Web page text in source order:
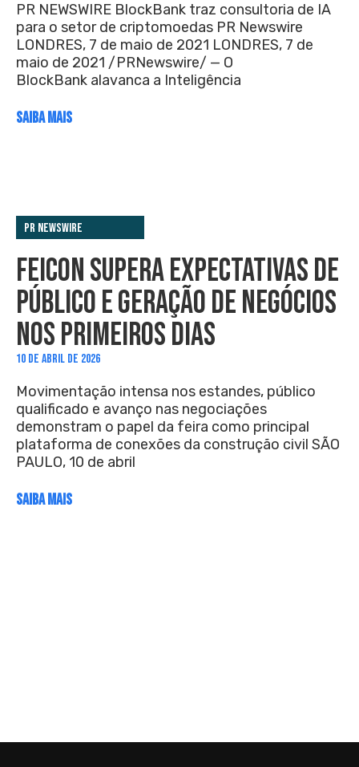
PR NEWSWIRE BlockBank traz consultoria de IA
para o setor de criptomoedas PR Newswire
LONDRES, 7 de maio de 2021 LONDRES, 7 de
maio de 2021 /PRNewswire/ — O
BlockBank alavanca a Inteligência
SAIBA MAIS
PR Newswire
FEICON SUPERA EXPECTATIVAS DE
PÚBLICO E GERAÇÃO DE NEGÓCIOS
NOS PRIMEIROS DIAS
10 DE ABRIL DE 2026
Movimentação intensa nos estandes, público
qualificado e avanço nas negociações
demonstram o papel da feira como principal
plataforma de conexões da construção civil SÃO
PAULO, 10 de abril
SAIBA MAIS